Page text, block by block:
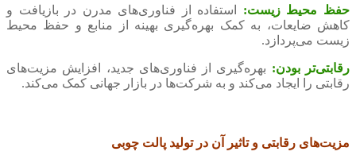
حفظ محیط زیست: استفاده از فناوری‌های مدرن در بازیافت و
کاهش ضایعات، به کمک بهره‌گیری بهینه از منابع و حفظ محیط
زیست می‌پردازد.
رقابتی‌تر بودن: بهره‌گیری از فناوری‌های جدید، افزایش مزیت‌های
رقابتی را ایجاد می‌کند و به شرکت‌ها در بازار جهانی کمک می‌کند.
مزیت‌های رقابتی و تاثیر آن در تولید پالت چوبی